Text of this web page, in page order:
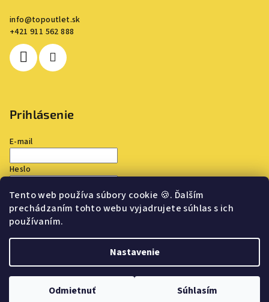
Tento web používa súbory cookie 🍪. Ďalším
prechádzaním tohto webu vyjadrujete súhlas s ich
používaním.
Nastavenie
Odmietnuť Súhlasím
info@topoutlet.sk
+421 911 562 888
Prihlásenie
E-mail
Heslo
Prihlásiť sa
Nová registrácia
nastavenie cookies